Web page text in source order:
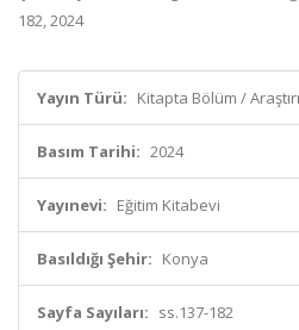
182, 2024
Yayın Türü: Kitapta Bölüm /
Basım Tarihi: 2024
Yayınevi: Eğitim Kitabevi
Basıldığı Şehir: Konya
Sayfa Sayıları: ss.137-182